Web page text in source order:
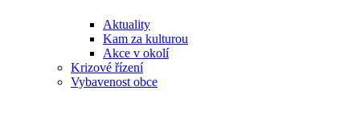
Aktuality
Kam za kulturou
Akce v okolí
Krizové řízení
Vybavenost obce